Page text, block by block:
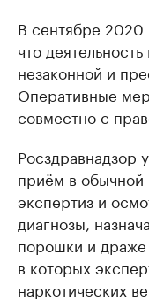
В сентябре 2020
что
незаконной и
Оперативные
совместно с
Росздравнадзор
приём в обычной
экспертиз и
диагнозы,
порошки и драже
в которых
наркотических